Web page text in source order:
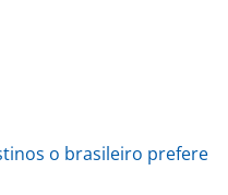
o brasileiro prefere